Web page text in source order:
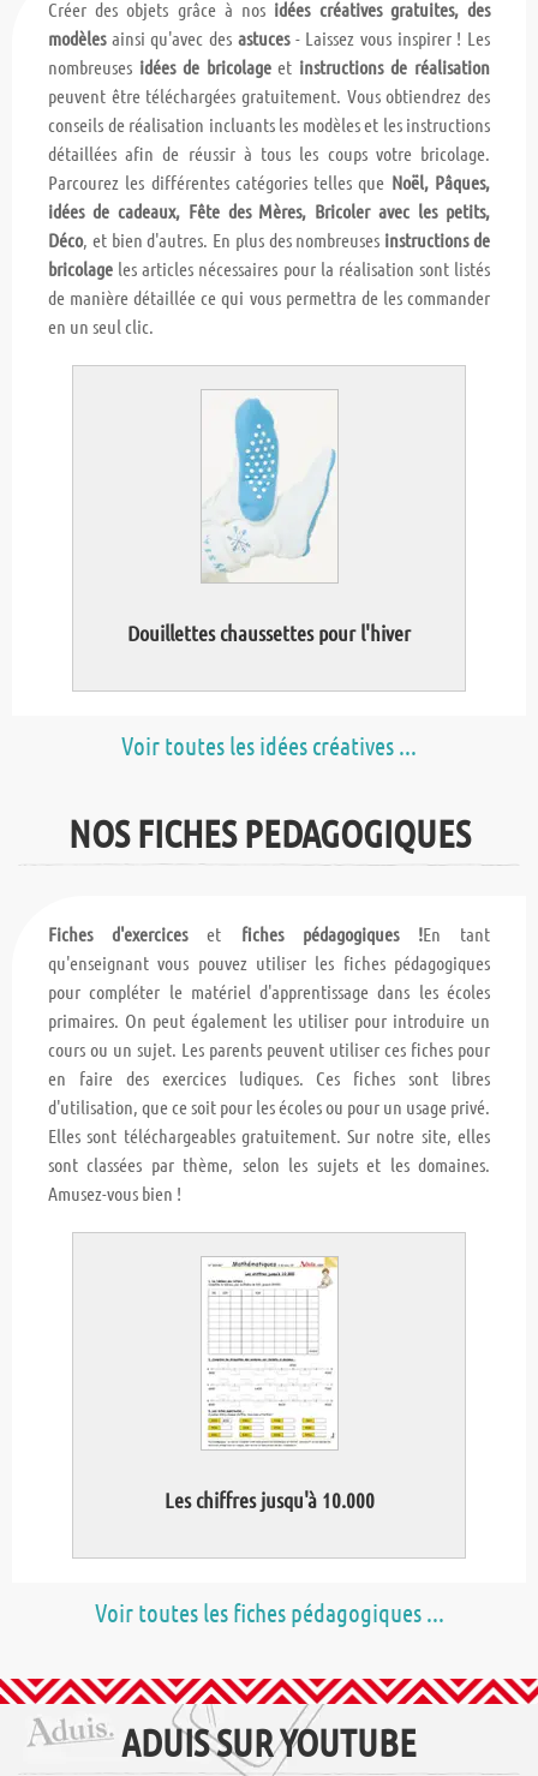
Créer des objets grâce à nos idées créatives gratuites, des
modèlesainsi qu'avec des astuces- Laissez vous inspirer ! Les
nombreuses idées de bricolageet instructions de réalisation
peuvent être téléchargées gratuitement. Vous obtiendrez des
conseils de réalisation incluants les modèles et les instructions
détaillées afin de réussir à tous les coups votre bricolage.
Parcourez les différentes catégories telles que Noël, Pâques,
idées de cadeaux, Fête des Mères, Bricoler avec les petits,
Déco, et bien d'autres. En plus des nombreuses instructions de
bricolage les articles nécessaires pour la réalisation sont listés
de manière détaillée ce qui vous permettra de les commander
en un seul clic.
Douillettes chaussettes pour l'hiver
Voir toutes les idées créatives ...
NOS FICHES PEDAGOGIQUES
Fiches d'exerciceset fiches pédagogiques !En tant
qu'enseignant vous pouvez utiliser les fiches pédagogiques
pour compléter le matériel d'apprentissage dans les écoles
primaires. On peut également les utiliser pour introduire un
cours ou un sujet. Les parents peuvent utiliser ces fiches pour
en faire des exercices ludiques. Ces fiches sont libres
d'utilisation, que ce soit pour les écoles ou pour un usage privé.
Elles sont téléchargeables gratuitement. Sur notre site, elles
sont classées par thème, selon les sujets et les domaines.
Amusez-vous bien !
Les chiffres jusqu'à 10.000
Voir toutes les fiches pédagogiques ...
ADUIS SUR YOUTUBE